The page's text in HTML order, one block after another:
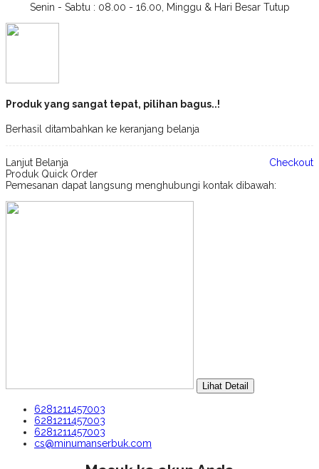
Senin - Sabtu : 08.00 - 16.00, Minggu & Hari Besar Tutup
Produk yang sangat tepat, pilihan bagus..!
Berhasil ditambahkan ke keranjang belanja
Lanjut Belanja
Checkout
Produk Quick Order
Pemesanan dapat langsung menghubungi kontak dibawah:
Lihat Detail
6281211457003
6281211457003
6281211457003
cs@minumanserbuk.com